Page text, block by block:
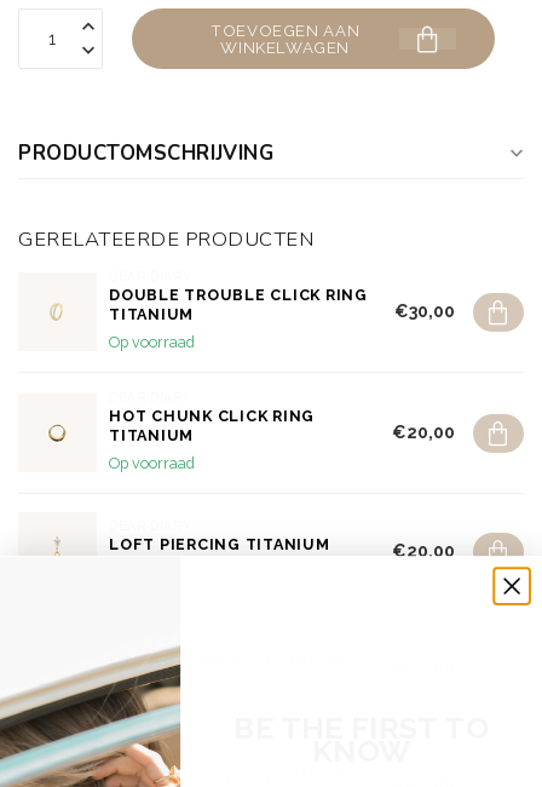
TOEVOEGEN AAN
WINKELWAGEN
PRODUCTOMSCHRIJVING
GERELATEERDE PRODUCTEN
DOUBLE TROUBLE CLICK RING
TITANIUM
Op voorraad
€30,00
HOT CHUNK CLICK RING
TITANIUM
Op voorraad
€20,00
LOFT PIERCING TITANIUM
€20,00
OPENHEARTED PIERCING 18K
Niet op voorraad
DEAR DIARY
ORYN CLICK RING TITANIUM